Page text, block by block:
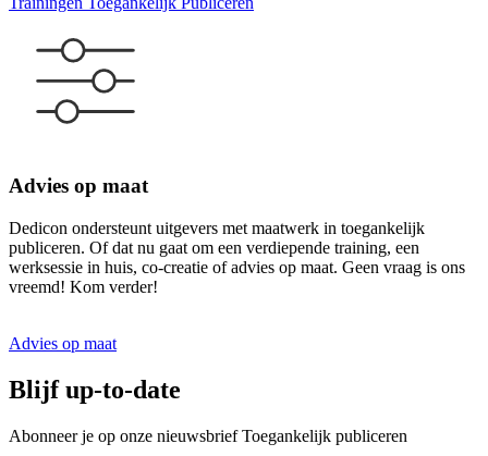
Advies op maat
Dedicon ondersteunt uitgevers met maatwerk in toegankelijk
publiceren. Of dat nu gaat om een verdiepende training, een
werksessie in huis, co-creatie of advies op maat. Geen vraag is ons
vreemd! Kom verder!
Advies op maat
Blijf up-to-date
Abonneer je op onze nieuwsbrief Toegankelijk publiceren